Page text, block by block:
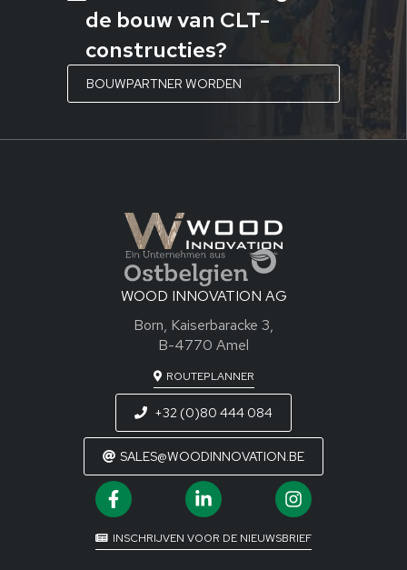
de bouw van CLT-
constructies?
BOUWPARTNER WORDEN
WOOD INNOVATION AG
Born, Kaiserbaracke 3,
B-4770 Amel
ROUTEPLANNER
+32 (0)80 444 084
SALES@WOODINNOVATION.BE
INSCHRIJVEN VOOR DE NIEUWSBRIEF